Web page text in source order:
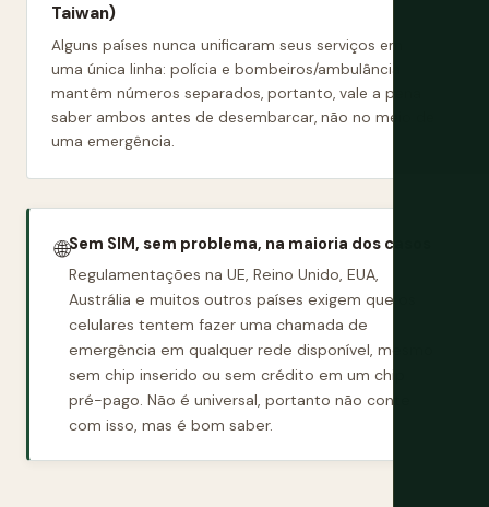
Taiwan)
Alguns países nunca unificaram seus serviços em
uma única linha: polícia e bombeiros/ambulância
mantêm números separados, portanto, vale a pena
saber ambos antes de desembarcar, não no meio de
uma emergência.
🌐Sem SIM, sem problema, na maioria dos casos
Regulamentações na UE, Reino Unido, EUA,
Austrália e muitos outros países exigem que os
celulares tentem fazer uma chamada de
emergência em qualquer rede disponível, mesmo
sem chip inserido ou sem crédito em um chip
pré-pago. Não é universal, portanto não conte
com isso, mas é bom saber.